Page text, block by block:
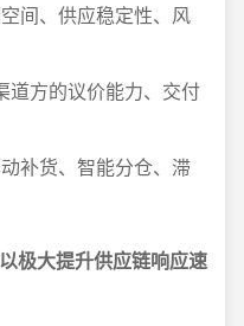
间、供应稳定性、风
道方的议价能力、交付
补货、智能分仓、滞
极大提升供应链响应速